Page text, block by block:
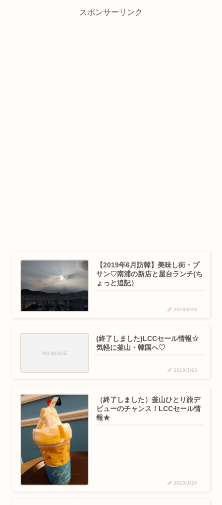
スポンサーリンク
【2019年6月訪韓】美味し街・プ
サン♡南浦の新店と屋台ランチ(ち
ょっと追記）
2019/6/26
(終了しました)LCCセール情報☆
気軽に釜山・韓国へ♡
2019/1/23
（終了しました）釜山ひとり旅デ
ビューのチャンス！LCCセール情
報★
2019/1/20